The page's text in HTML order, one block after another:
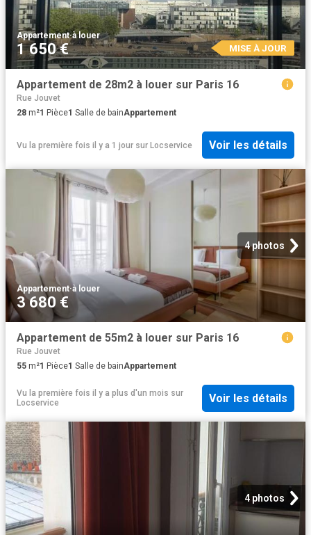
Appartement·à louer
1 650 € MISE À JOUR
Appartement de 28m2 à louer sur Paris 16
Rue Jouvet
28 m²1 Pièce1 Salle de bainAppartement
Vu la première fois il y a 1 jour sur Locservice Voir les détails
4 photos
Appartement·à louer
3 680 €
Appartement de 55m2 à louer sur Paris 16
Rue Jouvet
55 m²1 Pièce1 Salle de bainAppartement
Vu la première fois il y a plus d'un mois sur
Locservice
Voir les détails
4 photos